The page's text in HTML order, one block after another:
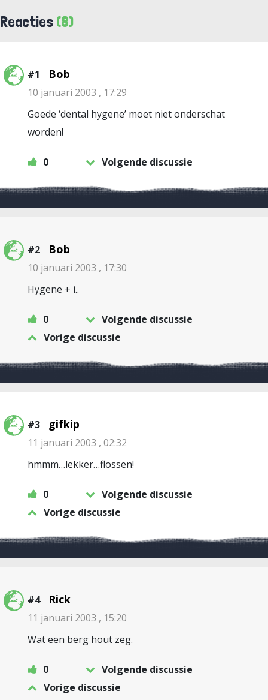
Reacties (8)
#1 Bob
10 januari 2003 , 17:29
Goede ‘dental hygene’ moet niet onderschat
worden!
0 Volgende discussie
#2 Bob
10 januari 2003 , 17:30
Hygene + i..
0
Volgende discussie
Vorige discussie
#3 gifkip
11 januari 2003 , 02:32
hmmm…lekker…flossen!
0
Volgende discussie
Vorige discussie
#4 Rick
11 januari 2003 , 15:20
Wat een berg hout zeg.
0
Volgende discussie
Vorige discussie